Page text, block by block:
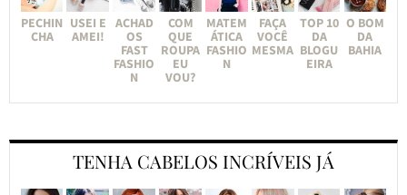
PECHIN
CHA
USEI E
AMEI!
ACHAD
OS
FAST
FASHIO
N
COM
QUE
ROUPA
EU
VOU?
MATEM
ÁTICA
FASHIO
N
FAÇA
VOCÊ
MESMA
TOP 10
DA
BLOGU
EIRA
O BOM
DA
BAHIA
TENHA CABELOS INCRÍVEIS JÁ